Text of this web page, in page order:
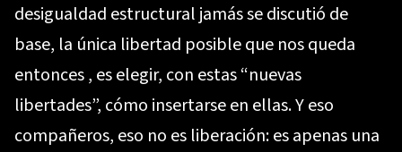
desigualdad estructural jamás se discutió de
base, la única libertad posible que nos queda
entonces , es elegir, con estas “nuevas
libertades”, cómo insertarse en ellas. Y eso
compañeros, eso no es liberación: es apenas una